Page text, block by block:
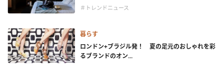
＃トレンドニュース
暮らす
ロンドン+ブラジル発！ 夏の足元のおしゃれを彩
るブランドのオン...